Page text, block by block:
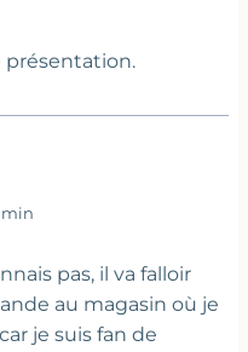
présentation.
min
pas, il va falloir
au magasin où je
je suis fan de